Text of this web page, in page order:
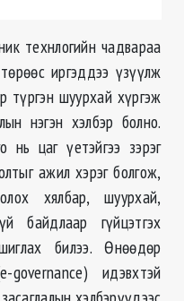
теxнлогийн чадвараа
иргэддээ үзүүлж
түргэн шуурхай хүргэж
нэгэн хэлбэр болно.
нь цаг үетэйгээ зэрэг
ажил хэрэг болгож,
хялбар, шуурхай,
байдлаар гүйцэтгэх
билээ. Өнөөдөр
идэвхтэй